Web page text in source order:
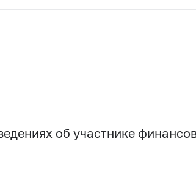
об участнике